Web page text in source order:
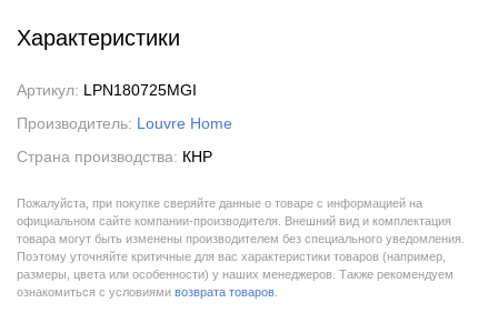
Характеристики
Артикул: LPN180725MGI
Производитель: Louvre Home
Страна производства: КНР
Пожалуйста, при покупке сверяйте данные о товаре с информацией на
официальном сайте компании-производителя. Внешний вид и комплектация
товара могут быть изменены производителем без специального уведомления.
Поэтому уточняйте критичные для вас характеристики товаров (например,
размеры, цвета или особенности) у наших менеджеров. Также рекомендуем
ознакомиться с условиями возврата товаров